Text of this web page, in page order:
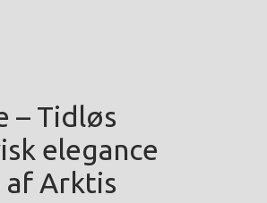
– Tidløs
elegance
Arktis